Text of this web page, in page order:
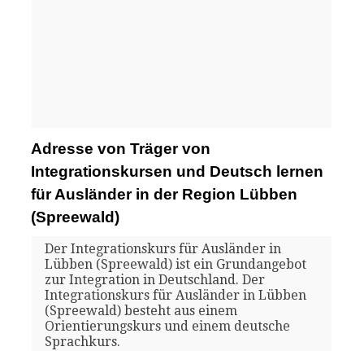
Adresse von Träger von
Integrationskursen und Deutsch lernen
für Ausländer in der Region Lübben
(Spreewald)
Der Integrationskurs für Ausländer in
Lübben (Spreewald) ist ein Grundangebot
zur Integration in Deutschland. Der
Integrationskurs für Ausländer in Lübben
(Spreewald) besteht aus einem
Orientierungskurs und einem deutsche
Sprachkurs.